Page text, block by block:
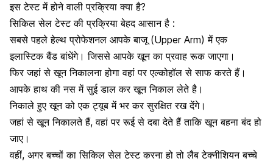
इस टेस्ट में होने वाली प्रक्रिया क्या है?
सिकिल सेल टेस्ट की प्रक्रिया बेहद आसान है :
सबसे पहले हेल्थ प्रोफेशनल आपके बाजू (Upper Arm) में एक
इलास्टिक बैंड बांधेंगे। जिससे आपकेखून का प्रवाह रूक जाएगा।
फिर जहां से खून निकालना होगा वहां परएल्कोहॉल से साफ करते हैं।
आपके हाथ की नस में सुई डाल कर खून निकाल लेते है।
निकाले हुए खून को एक ट्यूब में भर कर सुरक्षित रख देंगे।
जहां से खून निकालते हैं, वहां पर रूई से दबा देते हैं ताकि खून बहना बंद हो
जाए।
वहीं, अगरबच्चों का सिकिल सेल टेस्टकरना हो तो लैब टेक्नीशियन बच्चे